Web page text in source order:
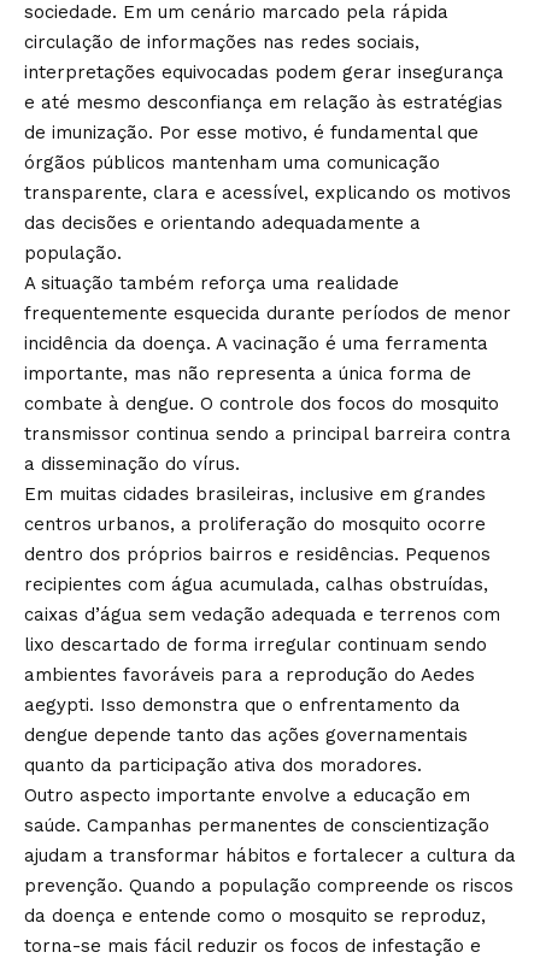
sociedade. Em um cenário marcado pela rápida
circulação de informações nas redes sociais,
interpretações equivocadas podem gerar insegurança
e até mesmo desconfiança em relação às estratégias
de imunização. Por esse motivo, é fundamental que
órgãos públicos mantenham uma comunicação
transparente, clara e acessível, explicando os motivos
das decisões e orientando adequadamente a
população.
A situação também reforça uma realidade
frequentemente esquecida durante períodos de menor
incidência da doença. A vacinação é uma ferramenta
importante, mas não representa a única forma de
combate à dengue. O controle dos focos do mosquito
transmissor continua sendo a principal barreira contra
a disseminação do vírus.
Em muitas cidades brasileiras, inclusive em grandes
centros urbanos, a proliferação do mosquito ocorre
dentro dos próprios bairros e residências. Pequenos
recipientes com água acumulada, calhas obstruídas,
caixas d’água sem vedação adequada e terrenos com
lixo descartado de forma irregular continuam sendo
ambientes favoráveis para a reprodução do Aedes
aegypti. Isso demonstra que o enfrentamento da
dengue depende tanto das ações governamentais
quanto da participação ativa dos moradores.
Outro aspecto importante envolve a educação em
saúde. Campanhas permanentes de conscientização
ajudam a transformar hábitos e fortalecer a cultura da
prevenção. Quando a população compreende os riscos
da doença e entende como o mosquito se reproduz,
torna-se mais fácil reduzir os focos de infestação e